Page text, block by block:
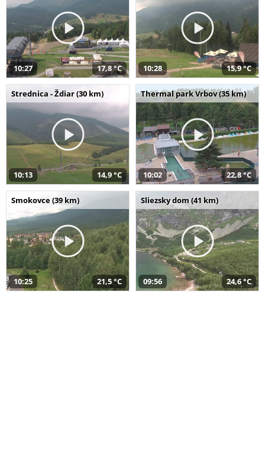
10:27 17,8 °C 10:28 15,9 °C
Strednica - Ždiar (30 km)
10:13 14,9 °C
Thermal park Vrbov (35 km)
10:02 22,8 °C
Smokovce (39 km)
10:25 21,5 °C
Sliezsky dom (41 km)
09:56 24,6 °C